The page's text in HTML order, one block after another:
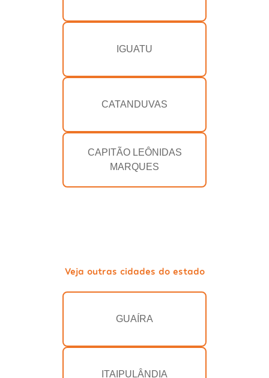
IGUATU
CATANDUVAS
CAPITÃO LEÔNIDAS
MARQUES
Veja outras cidades do estado
GUAÍRA
ITAIPULÂNDIA